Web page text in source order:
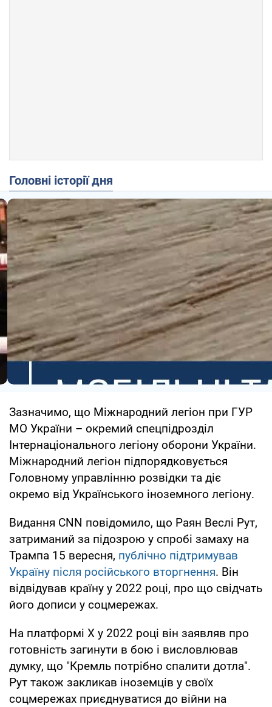
Головні історії дня
Зазначимо, що Міжнародний легіон при ГУР
МО України – окремий спецпідрозділ
Інтернаціонального легіону оборони України.
Міжнародний легіон підпорядковується
Головному управлінню розвідки та діє
окремо від Українського іноземного легіону.
Видання CNN повідомило, що Раян Веслі Рут,
затриманий за підозрою у спробі замаху на
Трампа 15 вересня, публічно підтримував
Україну після російського вторгнення. Він
відвідував країну у 2022 році, про що свідчать
його дописи у соцмережах.
На платформі X у 2022 році він заявляв про
готовність загинути в бою і висловлював
думку, що "Кремль потрібно спалити дотла".
Рут також закликав іноземців у своїх
соцмережах приєднуватися до війни на